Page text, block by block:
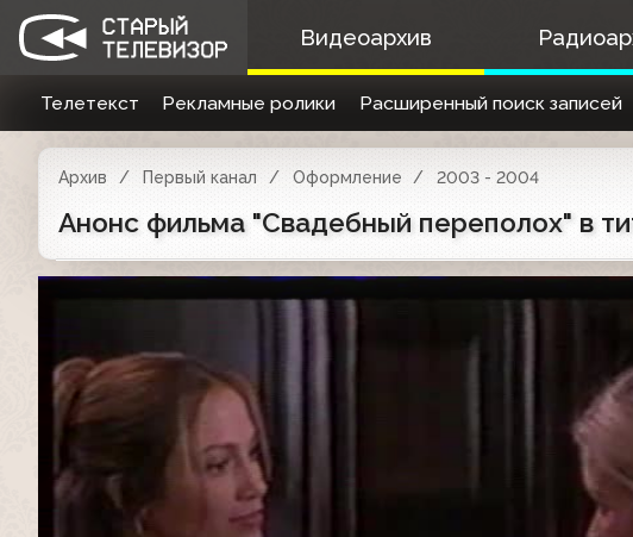
Видеоархив
Телетекст Рекламные ролики Расширенный поиск записей
Архив Первый канал Оформление 2003 - 2004
Анонс фильма "Свадебный переполох" в